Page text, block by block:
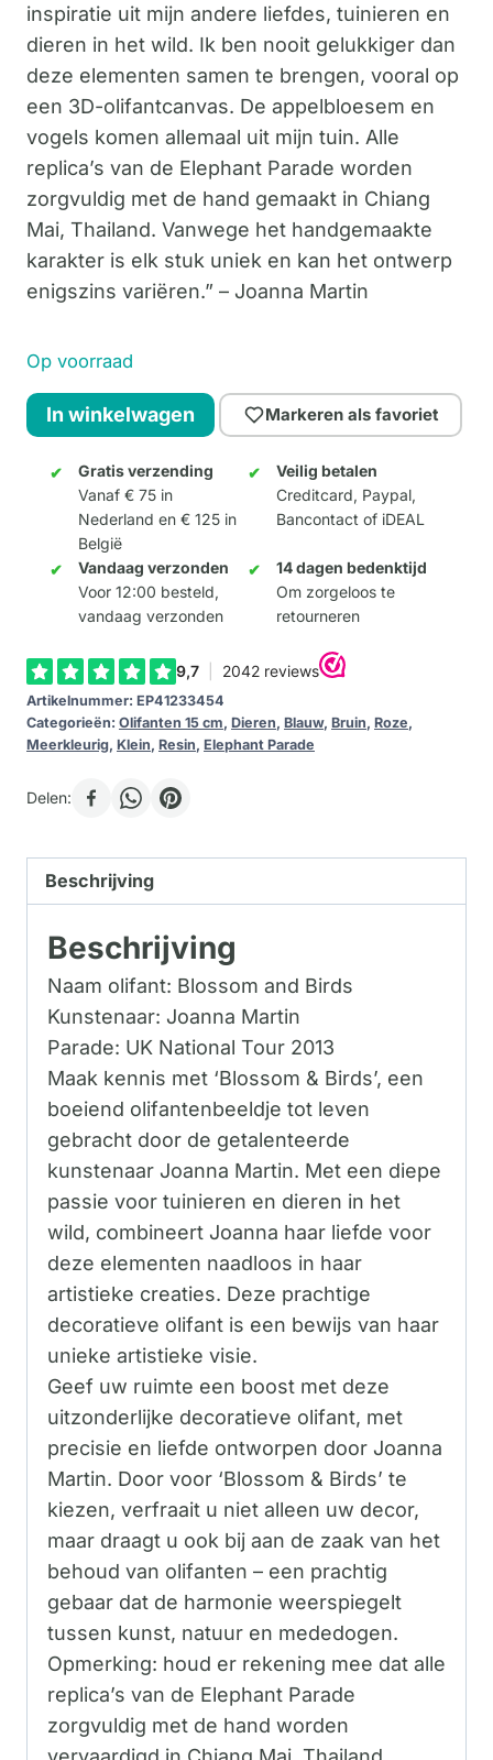
inspiratie uit mijn andere liefdes, tuinieren en
dieren in het wild. Ik ben nooit gelukkiger dan
deze elementen samen te brengen, vooral op
een 3D-olifantcanvas. De appelbloesem en
vogels komen allemaal uit mijn tuin. Alle
replica’s van de Elephant Parade worden
zorgvuldig met de hand gemaakt in Chiang
Mai, Thailand. Vanwege het handgemaakte
karakter is elk stuk uniek en kan het ontwerp
enigszins variëren.” – Joanna Martin
Op voorraad
Blossom
and
Birds
aantal
In winkelwagen Markeren als favoriet
Gratis verzending
Vanaf € 75 in
Nederland en € 125 in
België
Veilig betalen
Creditcard, Paypal,
Bancontact of iDEAL
Vandaag verzonden
Voor 12:00 besteld,
vandaag verzonden
14 dagen bedenktijd
Om zorgeloos te
retourneren
Artikelnummer: EP41233454
Categorieën: Olifanten 15 cm, Dieren, Blauw, Bruin, Roze,
Meerkleurig, Klein, Resin, Elephant Parade
Delen:
Beschrijving
Beschrijving
Naam olifant: Blossom and Birds
Kunstenaar: Joanna Martin
Parade: UK National Tour 2013
Maak kennis met ‘Blossom & Birds’, een
boeiend olifantenbeeldje tot leven
gebracht door de getalenteerde
kunstenaar Joanna Martin. Met een diepe
passie voor tuinieren en dieren in het
wild, combineert Joanna haar liefde voor
deze elementen naadloos in haar
artistieke creaties. Deze prachtige
decoratieve olifant is een bewijs van haar
unieke artistieke visie.
Geef uw ruimte een boost met deze
uitzonderlijke decoratieve olifant, met
precisie en liefde ontworpen door Joanna
Martin. Door voor ‘Blossom & Birds’ te
kiezen, verfraait u niet alleen uw decor,
maar draagt ​​u ook bij aan de zaak van het
behoud van olifanten – een prachtig
gebaar dat de harmonie weerspiegelt
tussen kunst, natuur en mededogen.
Opmerking: houd er rekening mee dat alle
replica’s van de Elephant Parade
zorgvuldig met de hand worden